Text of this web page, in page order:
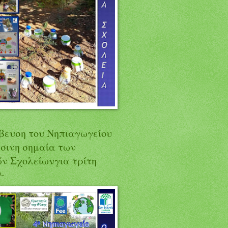
του Νηπιαγωγείου
σημαία των
Σχολείωνγια τρίτη